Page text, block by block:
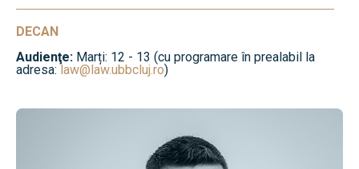
DECAN
Audienţe: Marți: 12 - 13 (cu programare în prealabil la
adresa:law@law.ubbcluj.ro)